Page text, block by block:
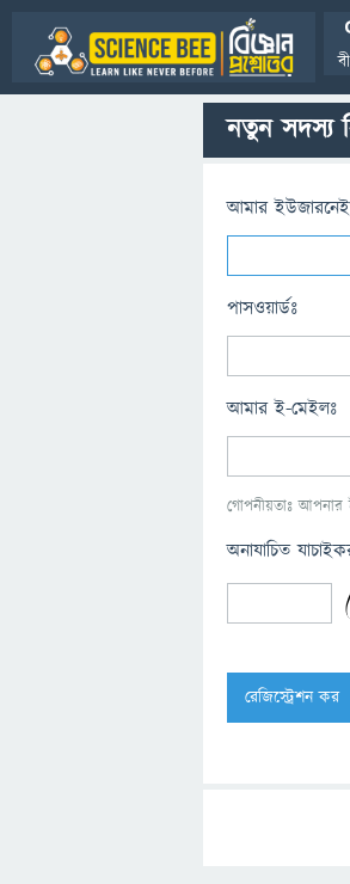
নতুন সদস্য
আমার
পাসওয়ার্ডঃ
আমার ই-মেইলঃ
গোপনীয়তাঃ আপনার
অনাযাচিত